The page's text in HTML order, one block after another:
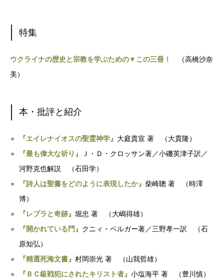
特集
ウクライナの歴史と宗教を学ぶための▼この三冊！
（高橋沙奈
美）
本・批評と紹介
『エイレナイオスの聖霊神学』 大庭貴宣 著 （大貫隆）
『最も偉大な祈り』
Ｊ・Ｄ・クロッサン著／小磯英津子訳／
河野克也解説 （石田学）
『詩人は聖書をどのように表現したか』柴崎聰 著 （時澤
博）
『レプラと奇跡』堀忠 著 （大嶋得雄）
『開かれている門』 クニィ・ベルガー著／三野孝一訳 （石
原知弘）
『精選死海文書』村岡崇光 著 （山我哲雄）
『ＢＣ級戦犯にされたキリスト者』小塩海平 著 （豊川慎）